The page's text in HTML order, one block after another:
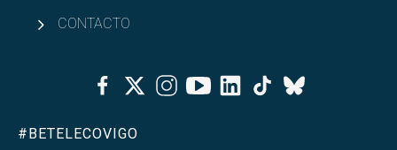
CONTACTO
FacebookTwitterInstagramYoutubeLinkedinTiktok
Bluesky
#BETELECOVIGO